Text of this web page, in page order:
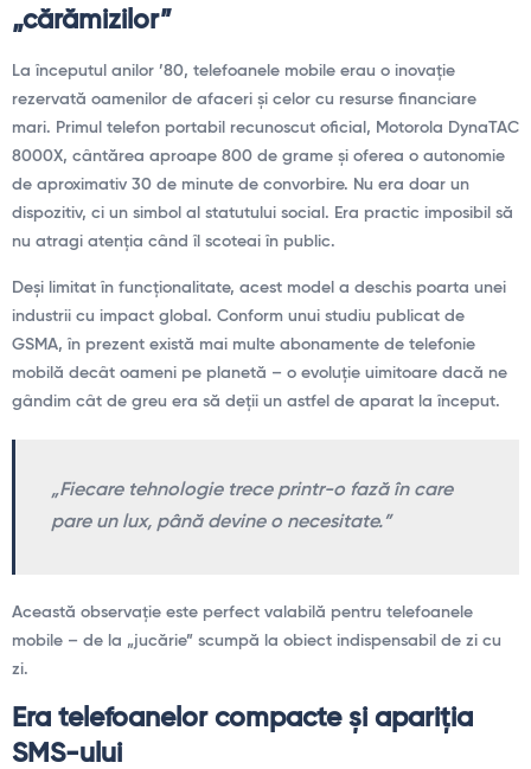
„cărămizilor”
La începutul anilor ’80, telefoanele mobile erau o inovație
rezervată oamenilor de afaceri și celor cu resurse financiare
mari. Primul telefon portabil recunoscut oficial, Motorola DynaTAC
8000X, cântărea aproape 800 de grame și oferea o autonomie
de aproximativ 30 de minute de convorbire. Nu era doar un
dispozitiv, ci un simbol al statutului social. Era practic imposibil să
nu atragi atenția când îl scoteai în public.
Deși limitat în funcționalitate, acest model a deschis poarta unei
industrii cu impact global. Conform unui studiu publicat de
GSMA, în prezent există mai multe abonamente de telefonie
mobilă decât oameni pe planetă – o evoluție uimitoare dacă ne
gândim cât de greu era să deții un astfel de aparat la început.
„Fiecare tehnologie trece printr-o fază în care
pare un lux, până devine o necesitate.”
Această observație este perfect valabilă pentru telefoanele
mobile – de la „jucărie” scumpă la obiect indispensabil de zi cu
zi.
Era telefoanelor compacte și apariția
SMS-ului